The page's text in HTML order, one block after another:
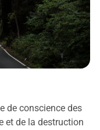
de conscience des
et de la destruction